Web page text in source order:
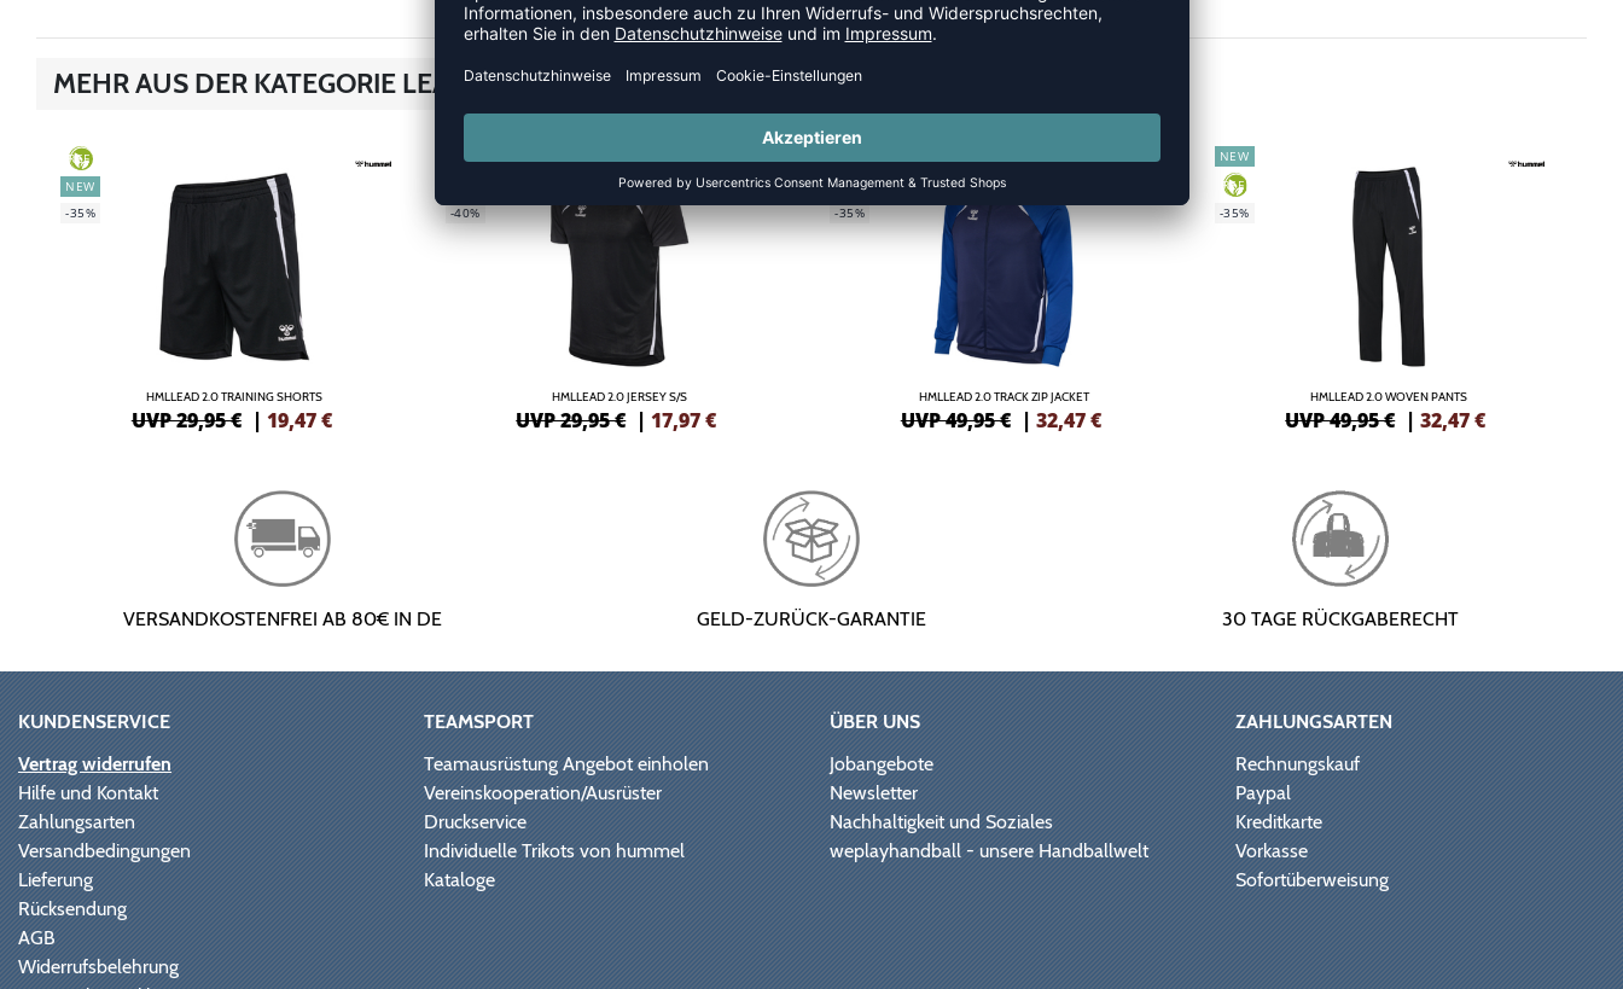
MEHR AUS DER KATEGORIE LEAD 2.0
GREEN
NEW
-35%
HMLLEAD 2.0 TRAINING SHORTS
UVP 29,95 € | 19,47€
GREEN
-40%
HMLLEAD 2.0 JERSEY S/S
UVP 29,95 € |17,97€
GREEN
NEW
-35%
HMLLEAD 2.0 TRACK ZIP JACKET
UVP 49,95 € | 32,47€
NEW
GREEN
-35%
HMLLEAD 2.0 WOVEN PANTS
UVP 49,95 € |32,47€
VERSANDKOSTENFREI AB 80€ IN DE GELD-ZURÜCK-GARANTIE 30 TAGE RÜCKGABERECHT
KUNDENSERVICE
Vertrag widerrufen
Hilfe und Kontakt
Zahlungsarten
Versandbedingungen
Lieferung
Rücksendung
AGB
Widerrufsbelehrung
TEAMSPORT
Teamausrüstung Angebot einholen
Vereinskooperation/Ausrüster
Druckservice
Individuelle Trikots von hummel
Kataloge
ÜBER UNS
Jobangebote
Newsletter
Nachhaltigkeit und Soziales
weplayhandball - unsere Handballwelt
ZAHLUNGSARTEN
Rechnungskauf
Paypal
Kreditkarte
Vorkasse
Sofortüberweisung